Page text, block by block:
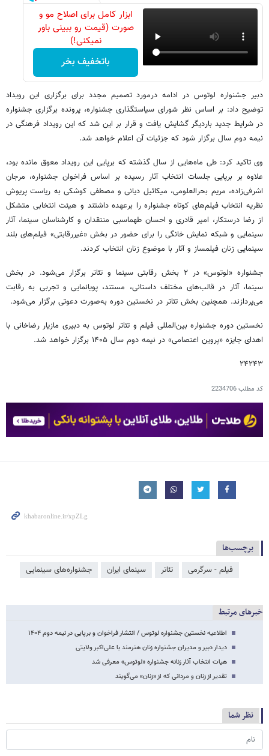
ابزار کامل برای اصلاح مو و
صورت (قیمت رو ببینی باور
نمیکنی!)
باتخفیف بخر
دبیر جشنواره لوتوس در ادامه درمورد تصمیم مجدد برای برگزاری این رویداد
توضیح داد: بر اساس نظر شورای سیاستگذاری جشنواره، پرونده برگزاری جشنواره
در شرایط جدید باردیگر گشایش یافت و قرار بر این شد که این رویداد فرهنگی در
نیمه دوم سال برگزار شود که جزئیات آن اعلام خواهد شد.
وی تاکید کرد: طی ماه‌هایی از سال گذشته که برپایی این رویداد معوق مانده بود،
علاوه بر برپایی جلسات انتخاب آثار رسیده بر اساس فراخوان جشنواره، مرجان
اشرفی‌زاده، مریم بحرالعلومی، میکائیل دیانی و مصطفی کوشکی به ریاست پریوش
نظریه انتخاب فیلم‌های کوتاه جشنواره را برعهده داشتند و هیئت انتخابی متشکل
از رضا درستکار، امیر قادری و احسان طهماسبی منتقدان و کارشناسان سینما، آثار
سینمایی و شبکه نمایش خانگی را برای حضور در بخش «غیررقابتی» فیلم‌های بلند
سینمایی زنان فیلمساز و آثار با موضوع زنان انتخاب کردند.
جشنواره «لوتوس» در ۲ بخش رقابتی سینما و تئاتر برگزار می‌شود. در بخش
سینما، آثار در قالب‌های مختلف داستانی، مستند، پویانمایی و تجربی به رقابت
می‌پردازند. همچنین بخش تئاتر در نخستین دوره به‌صورت دعوتی برگزار می‌شود.
نخستین دوره جشنواره بین‌المللی فیلم و تئاتر لوتوس به دبیری مازیار رضاخانی با
اهدای جایزه «پروین اعتصامی» در نیمه دوم سال ۱۴۰۵ برگزار خواهد شد.
۲۴۲۴۳
کد مطلب2234706
برچسب‌ها
فیلم - سرگرمی تئاتر سینمای ایران جشنواره‌های سینمایی
خبرهای مرتبط
اطلاعیه نخستین جشنواره لوتوس / انتشار فراخوان و برپایی در نیمه دوم ۱۴۰۴
دیدار دبیر و مدیران جشنواره زنان هنرمند با علی‌اکبر ولایتی
هیات انتخاب آثار زنانه جشنواره «لوتوس» معرفی شد
تقدیر از زنان و مردانی که از «زنان» می‌گویند
نظر شما